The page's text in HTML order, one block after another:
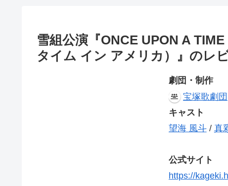
雪組公演『ONCE UPON A
タイム イン アメリカ）』のレ
劇団・制作
宝塚歌劇団
キャスト
望海 風斗/ 真
公式サイト
https://